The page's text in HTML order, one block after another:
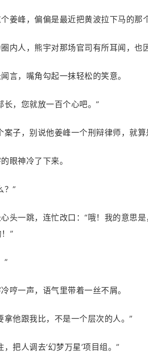
姜峰，偏偏是最近把黄波拉下马的那
内人，熊宇对那场官司有所耳闻，也
言，嘴角勾起一抹轻松的笑意。
长，您就放一百个心吧。”
案子，别说他姜峰一个刑辩律师，就
眼神冷了下来。
？”
头一跳，连忙改口：“哦！我的意思
”
”
哼一声，语气里带着一丝不屑。
拿他跟我比，不是一个层次的人。”
，把人调去‘幻梦万星’项目组。”